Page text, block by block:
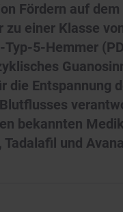
Fördern auf
zu einer Klasse
5-Hemmer
die Entspannung
bekannten
und